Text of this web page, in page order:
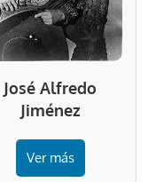
José Alfredo
Jiménez
Ver más